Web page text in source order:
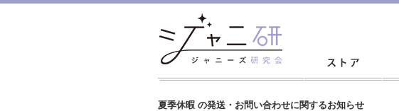
夏季休暇 の発送・お問い合わせに関するお知らせ